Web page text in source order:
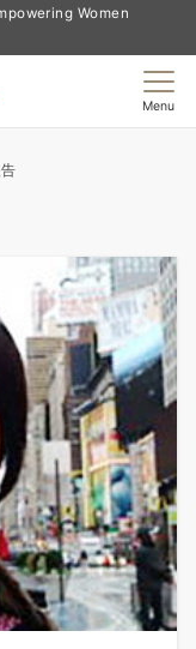
Women
Menu